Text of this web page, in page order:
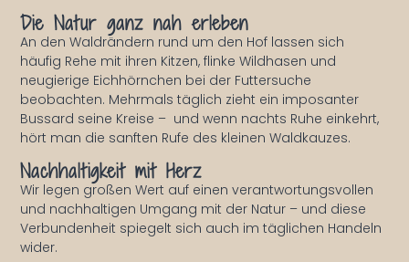
Die Natur ganz nah erleben
An den Waldrändern rund um den Hof lassen sich
häufig Rehe mit ihren Kitzen, flinke Wildhasen und
neugierige Eichhörnchen bei der Futtersuche
beobachten. Mehrmals täglich zieht ein imposanter
Bussard seine Kreise – und wenn nachts Ruhe einkehrt,
hört man die sanften Rufe des kleinen Waldkauzes.
Nachhaltigkeit mit Herz
Wir legen großen Wert auf einen verantwortungsvollen
und nachhaltigen Umgang mit der Natur – und diese
Verbundenheit spiegelt sich auch im täglichen Handeln
wider.